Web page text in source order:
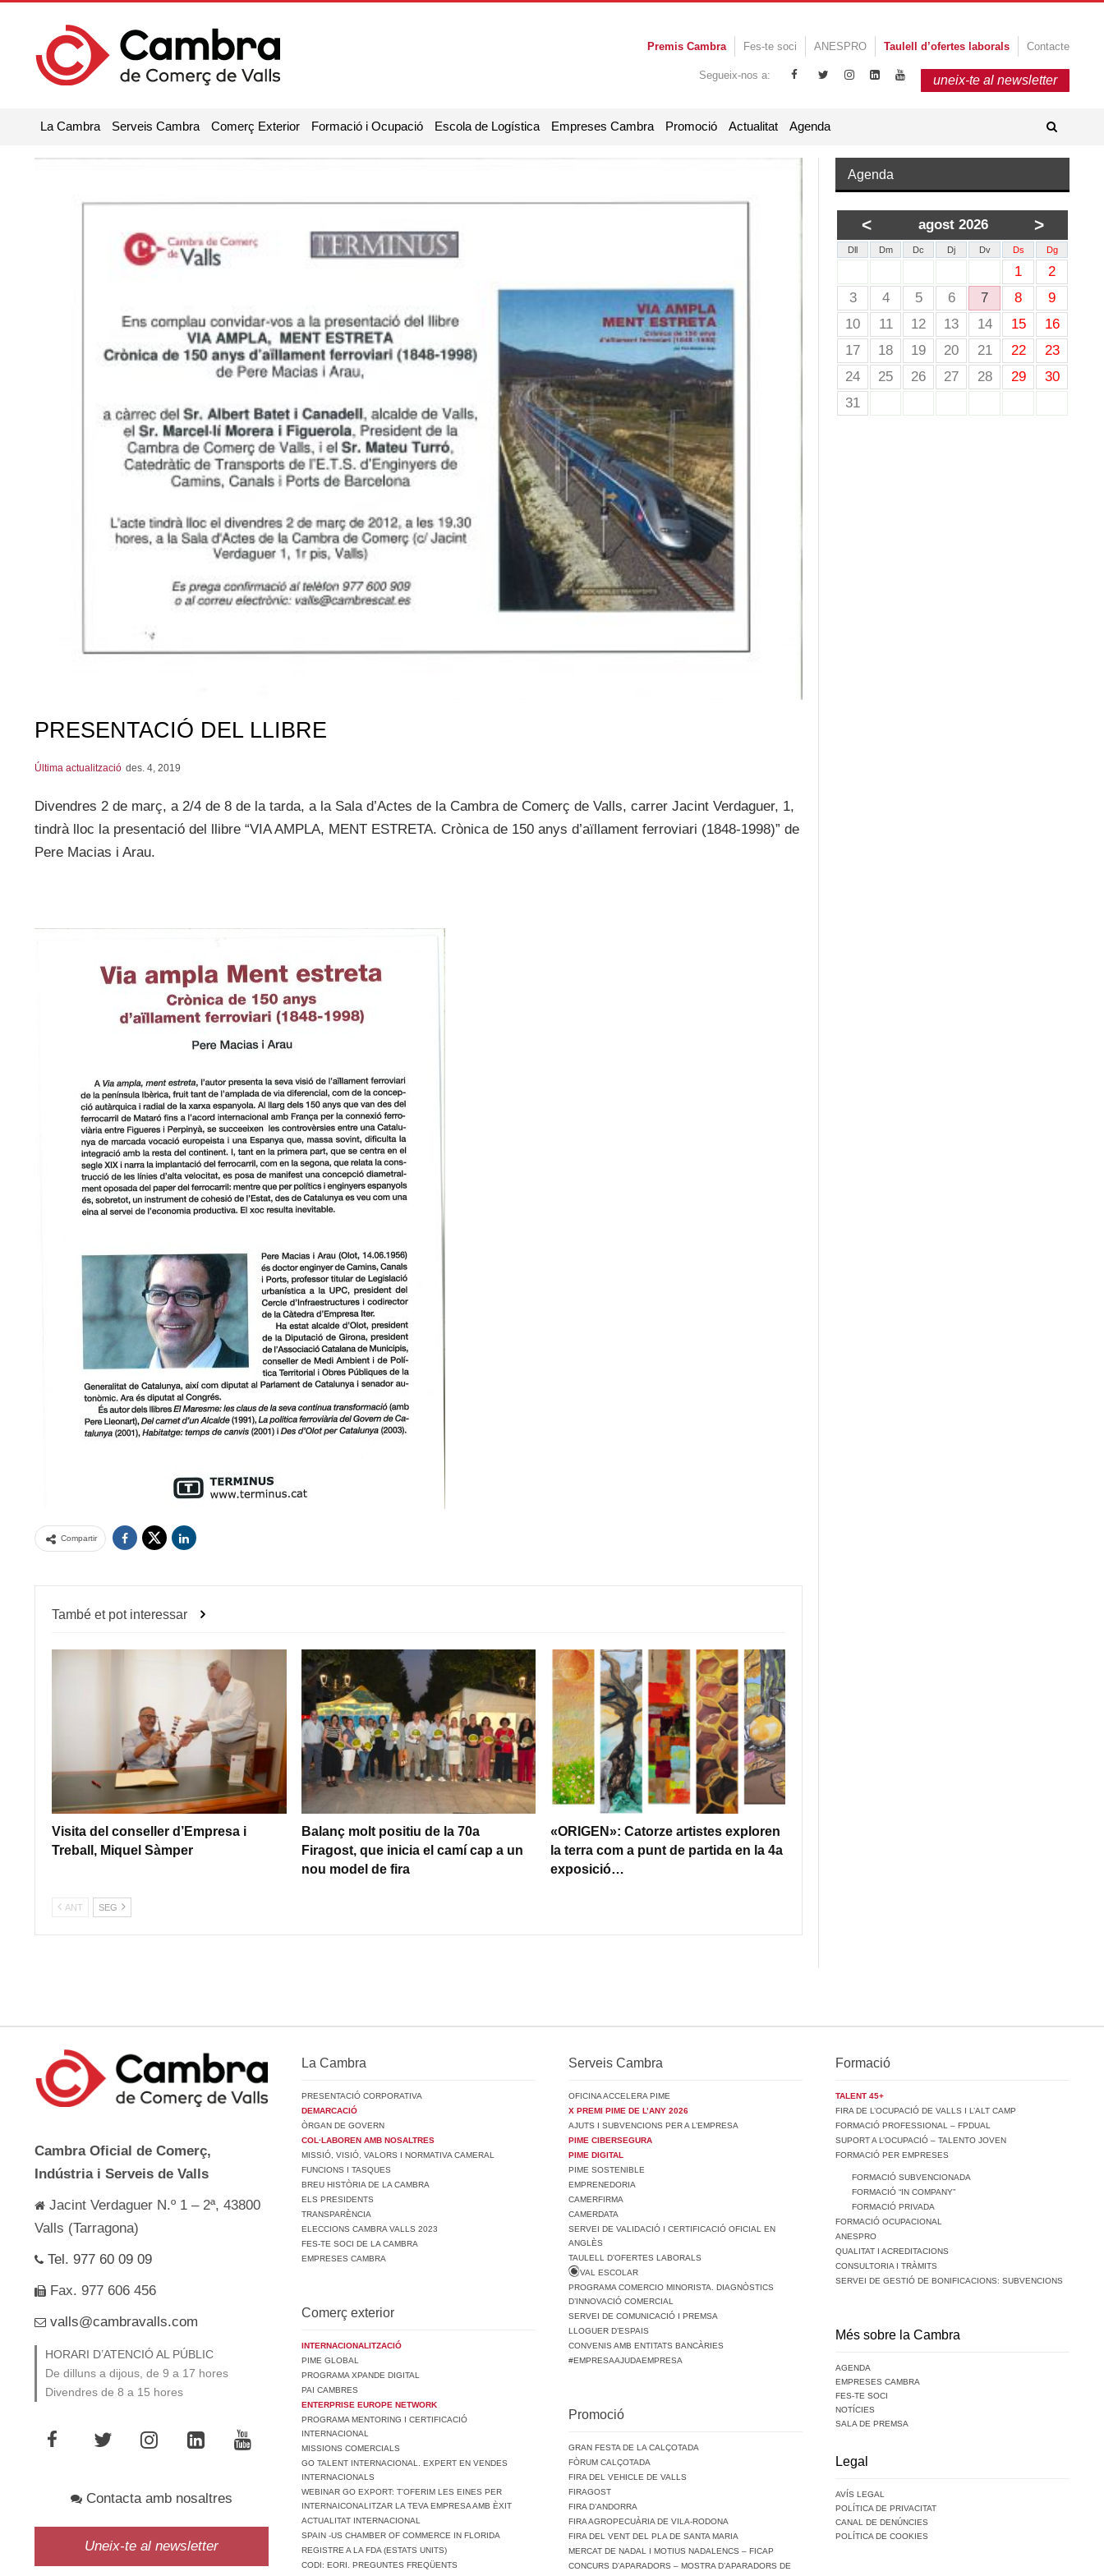
Premis Cambra Fes-te soci ANESPRO Taulell d’ofertes laborals Contacte
Segueix-nos a: uneix-te al newsletter
La Cambra Serveis Cambra Comerç Exterior Formació i Ocupació Escola de Logística Empreses Cambra Promoció Actualitat Agenda
PRESENTACIÓ DEL LLIBRE
Última actualització des. 4, 2019
Divendres 2 de març, a 2/4 de 8 de la tarda, a la Sala d’Actes de la Cambra de Comerç de Valls, carrer Jacint Verdaguer, 1,
tindrà lloc la presentació del llibre “VIA AMPLA, MENT ESTRETA. Crònica de 150 anys d’aïllament ferroviari (1848-1998)” de
Pere Macias i Arau.
Compartir
També et pot interessar
Visita del conseller d’Empresa i
Treball, Miquel Sàmper
Balanç molt positiu de la 70a
Firagost, que inicia el camí cap a un
nou model de fira
«ORIGEN»: Catorze artistes exploren
la terra com a punt de partida en la 4a
exposició…
ANT SEG
Agenda
< agost 2026 >
Dll Dm Dc Dj Dv Ds Dg
1
2
3
4 5 6 7 8
9
10
11 12 13 14 15
16
17
18 19 20 21 22
23
24
25 26 27 28 29
30
31
Cambra Oficial de Comerç,
Indústria i Serveis de Valls
Jacint Verdaguer N.º 1 – 2ª, 43800
Valls (Tarragona)
Tel. 977 60 09 09
Fax. 977 606 456
valls@cambravalls.com
HORARI D’ATENCIÓ AL PÚBLIC
De dilluns a dijous, de 9 a 17 hores
Divendres de 8 a 15 hores
Contacta amb nosaltres
Uneix-te al newsletter
La Cambra
PRESENTACIÓ CORPORATIVA
DEMARCACIÓ
ÒRGAN DE GOVERN
COL·LABOREN AMB NOSALTRES
MISSIÓ, VISIÓ, VALORS I NORMATIVA CAMERAL
FUNCIONS I TASQUES
BREU HISTÒRIA DE LA CAMBRA
ELS PRESIDENTS
TRANSPARÈNCIA
ELECCIONS CAMBRA VALLS 2023
FES-TE SOCI DE LA CAMBRA
EMPRESES CAMBRA
Comerç exterior
INTERNACIONALITZACIÓ
PIME GLOBAL
PROGRAMA XPANDE DIGITAL
PAI CAMBRES
ENTERPRISE EUROPE NETWORK
PROGRAMA MENTORING I CERTIFICACIÓ
INTERNACIONAL
MISSIONS COMERCIALS
GO TALENT INTERNACIONAL. EXPERT EN VENDES
INTERNACIONALS
WEBINAR GO EXPORT: T’OFERIM LES EINES PER
INTERNAICONALITZAR LA TEVA EMPRESA AMB ÈXIT
ACTUALITAT INTERNACIONAL
SPAIN -US CHAMBER OF COMMERCE IN FLORIDA
REGISTRE A LA FDA (ESTATS UNITS)
CODI: EORI. PREGUNTES FREQÜENTS
Serveis Cambra
OFICINA ACCELERA PIME
X PREMI PIME DE L’ANY 2026
AJUTS I SUBVENCIONS PER A L’EMPRESA
PIME CIBERSEGURA
PIME DIGITAL
PIME SOSTENIBLE
EMPRENEDORIA
CAMERFIRMA
CAMERDATA
SERVEI DE VALIDACIÓ I CERTIFICACIÓ OFICIAL EN
ANGLÈS
TAULELL D’OFERTES LABORALS
VAL ESCOLAR
PROGRAMA COMERCIO MINORISTA. DIAGNÒSTICS
D’INNOVACIÓ COMERCIAL
SERVEI DE COMUNICACIÓ I PREMSA
LLOGUER D’ESPAIS
CONVENIS AMB ENTITATS BANCÀRIES
#EMPRESAAJUDAEMPRESA
Promoció
GRAN FESTA DE LA CALÇOTADA
FÒRUM CALÇOTADA
FIRA DEL VEHICLE DE VALLS
FIRAGOST
FIRA D’ANDORRA
FIRA AGROPECUÀRIA DE VILA-RODONA
FIRA DEL VENT DEL PLA DE SANTA MARIA
MERCAT DE NADAL I MOTIUS NADALENCS – FICAP
CONCURS D’APARADORS – MOSTRA D’APARADORS DE
Formació
TALENT 45+
FIRA DE L’OCUPACIÓ DE VALLS I L’ALT CAMP
FORMACIÓ PROFESSIONAL – FPDUAL
SUPORT A L’OCUPACIÓ – TALENTO JOVEN
FORMACIÓ PER EMPRESES
FORMACIÓ SUBVENCIONADA
FORMACIÓ “IN COMPANY”
FORMACIÓ PRIVADA
FORMACIÓ OCUPACIONAL
ANESPRO
QUALITAT I ACREDITACIONS
CONSULTORIA I TRÀMITS
SERVEI DE GESTIÓ DE BONIFICACIONS: SUBVENCIONS
Més sobre la Cambra
AGENDA
EMPRESES CAMBRA
FES-TE SOCI
NOTÍCIES
SALA DE PREMSA
Legal
AVÍS LEGAL
POLÍTICA DE PRIVACITAT
CANAL DE DENÚNCIES
POLÍTICA DE COOKIES